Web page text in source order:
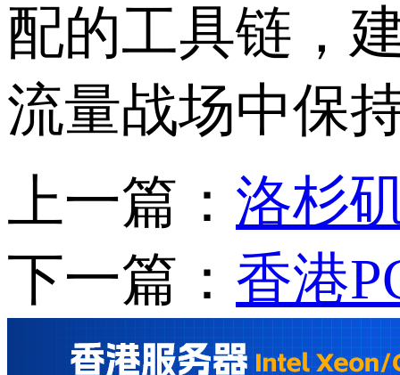
配的工具链，
流量战场中保
上一篇： 洛杉
下一篇： 香港